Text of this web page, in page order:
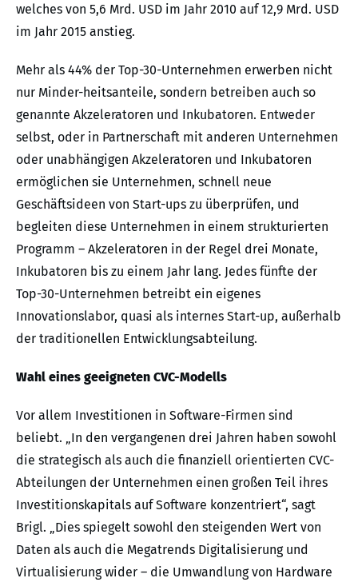
welches von 5,6 Mrd. USD im Jahr 2010 auf 12,9 Mrd. USD
im Jahr 2015 anstieg.
Mehr als 44% der Top-30-Unternehmen erwerben nicht
nur Minder-heitsanteile, sondern betreiben auch so
genannte Akzeleratoren und Inkubatoren. Entweder
selbst, oder in Partnerschaft mit anderen Unternehmen
oder unabhängigen Akzeleratoren und Inkubatoren
ermöglichen sie Unternehmen, schnell neue
Geschäftsideen von Start-ups zu überprüfen, und
begleiten diese Unternehmen in einem strukturierten
Programm – Akzeleratoren in der Regel drei Monate,
Inkubatoren bis zu einem Jahr lang. Jedes fünfte der
Top-30-Unternehmen betreibt ein eigenes
Innovationslabor, quasi als internes Start-up, außerhalb
der traditionellen Entwicklungsabteilung.
Wahl eines geeigneten CVC-Modells
Vor allem Investitionen in Software-Firmen sind
beliebt. „In den vergangenen drei Jahren haben sowohl
die strategisch als auch die finanziell orientierten CVC-
Abteilungen der Unternehmen einen großen Teil ihres
Investitionskapitals auf Software konzentriert“, sagt
Brigl. „Dies spiegelt sowohl den steigenden Wert von
Daten als auch die Megatrends Digitalisierung und
Virtualisierung wider – die Umwandlung von Hardware